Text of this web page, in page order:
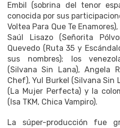
Embil (sobrina del tenor
conocida por sus
Voltea Para Que Te
Saúl Lisazo (Señorita
Quevedo (Ruta 35 y
sus nombres); los
(Silvana Sin Lana), Angela
Chef), Yul Burkel (Silvana Sin
(La Mujer Perfecta) y la
(Isa TKM, Chica Vampiro).
La súper-producción fue